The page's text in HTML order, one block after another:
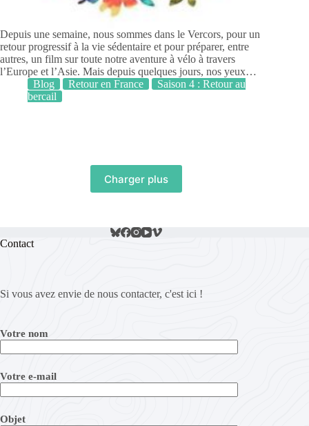
Depuis une semaine, nous sommes dans le Vercors, pour un
retour progressif à la vie sédentaire et pour préparer, entre
autres, un film sur toute notre aventure à vélo à travers
l’Europe et l’Asie. Mais depuis quelques jours, nos yeux…
Blog
Retour en France
Saison 4 : Retour au
bercail
Charger plus
Contact
Si vous avez envie de nous contacter, c'est ici !
Votre nom
Votre e-mail
Objet